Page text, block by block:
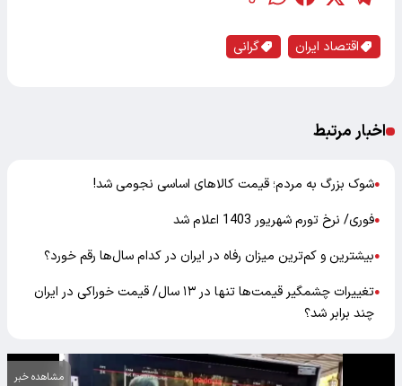
اقتصاد ایران گرانی
اخبار مرتبط
●شوک بزرگ به مردم؛ قیمت کالاهای اساسی نجومی شد!
●فوری/ نرخ تورم شهریور 1403 اعلام شد
●بیشترین و کم‌ترین ‌میزان رفاه در ایران در کدام سال‌ها رقم خورد؟
●
تغییرات چشمگیر قیمت‌ها تنها در ۱۳ سال/ قیمت خوراکی در ایران
چند برابر شد؟
مشاهده خبر